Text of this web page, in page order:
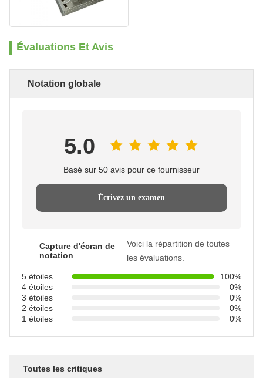
Évaluations Et Avis
Notation globale
5.0
Basé sur 50 avis pour ce fournisseur
Écrivez un examen
Capture d'écran de
notation
Voici la répartition de toutes
les évaluations.
5 étoiles
100%
4 étoiles
0%
3 étoiles
0%
2 étoiles
0%
1 étoiles
0%
Toutes les critiques